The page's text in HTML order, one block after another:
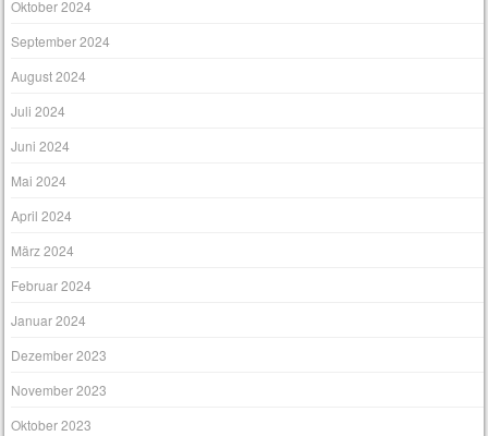
Oktober 2024
September 2024
August 2024
Juli 2024
Juni 2024
Mai 2024
April 2024
März 2024
Februar 2024
Januar 2024
Dezember 2023
November 2023
Oktober 2023